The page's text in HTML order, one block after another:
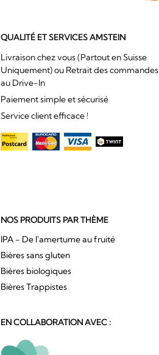
QUALITÉ ET SERVICES AMSTEIN
Livraison chez vous (Partout en Suisse
Uniquement) ou Retrait des commandes
au Drive-In
Paiement simple et sécurisé
Service client efficace !
NOS PRODUITS PAR THÈME
IPA - De l'amertume au fruité
Bières sans gluten
Bières biologiques
Bières Trappistes
EN COLLABORATION AVEC :